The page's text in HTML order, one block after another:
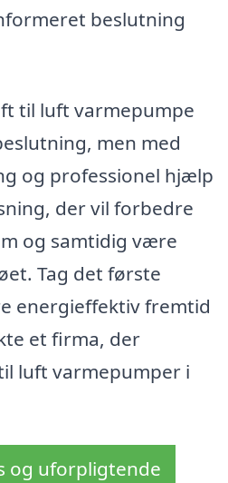
beslutning
til luft varmepumpe
men med
og professionel hjælp
der vil forbedre
og samtidig være
Tag det første
energieffektiv fremtid
et firma, der
luft varmepumper i
og uforpligtende